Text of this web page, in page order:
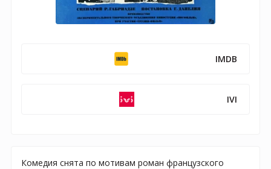
IMDB
IVI
Комедия снята по мотивам роман французского